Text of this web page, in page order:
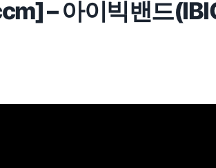
– 아이빅밴드